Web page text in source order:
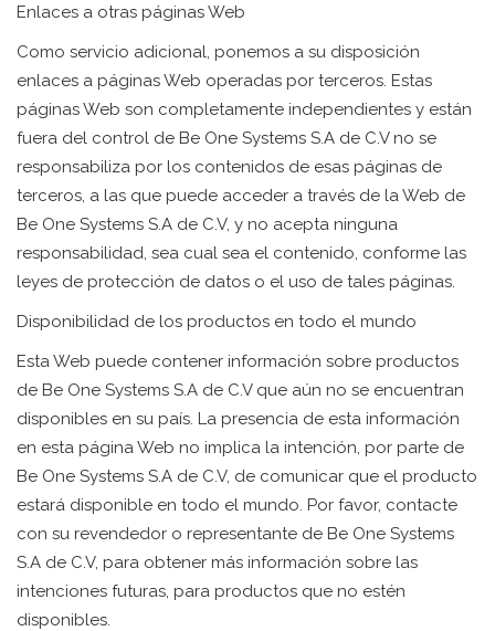
Enlaces a otras páginas Web
Como servicio adicional, ponemos a su disposición
enlaces a páginas Web operadas por terceros. Estas
páginas Web son completamente independientes y están
fuera del control de Be One Systems S.A de C.V no se
responsabiliza por los contenidos de esas páginas de
terceros, a las que puede acceder a través de la Web de
Be One Systems S.A de C.V, y no acepta ninguna
responsabilidad, sea cual sea el contenido, conforme las
leyes de protección de datos o el uso de tales páginas.
Disponibilidad de los productos en todo el mundo
Esta Web puede contener información sobre productos
de Be One Systems S.A de C.V que aún no se encuentran
disponibles en su país. La presencia de esta información
en esta página Web no implica la intención, por parte de
Be One Systems S.A de C.V, de comunicar que el producto
estará disponible en todo el mundo. Por favor, contacte
con su revendedor o representante de Be One Systems
S.A de C.V, para obtener más información sobre las
intenciones futuras, para productos que no estén
disponibles.